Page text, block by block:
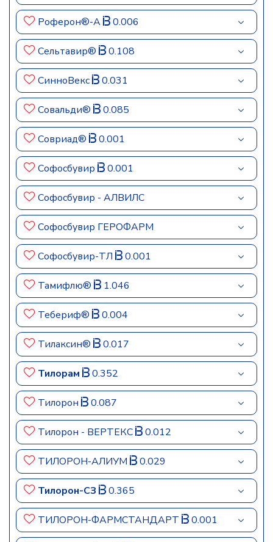
Роферон®-А 0.006
Сельтавир® 0.108
СинноВекс 0.031
Совальди® 0.085
Совриад® 0.001
Софосбувир 0.001
Софосбувир - АЛВИЛС
Софосбувир ГЕРОФАРМ
Софосбувир-ТЛ 0.001
Тамифлю® 1.046
Тебериф® 0.004
Тилаксин® 0.017
Тилорам 0.352
Тилорон 0.087
Тилорон - ВЕРТЕКС 0.012
ТИЛОРОН-АЛИУМ 0.029
Тилорон-СЗ 0.365
ТИЛОРОН-ФАРМСТАНДАРТ 0.001